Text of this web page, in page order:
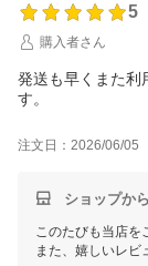
【そ】お蕎麦研究
ありがとう課
5
購入者さん
発送も早くまた利
す。
注文日：2026/06/05
ショップか
このたびも当店を
また、嬉しいレビ